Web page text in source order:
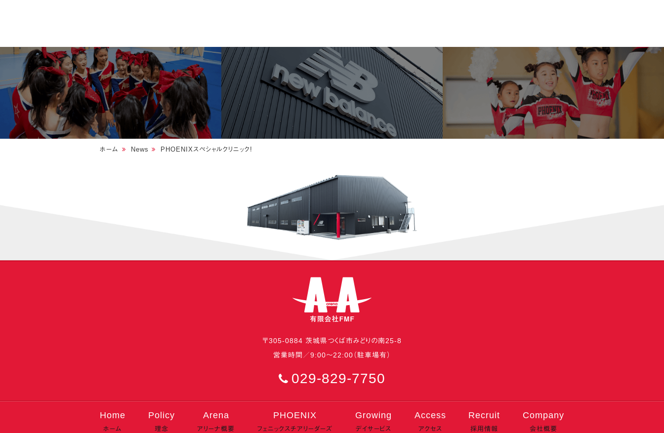
ホーム News PHOENIXスペシャルクリニック!
〒305-0884 茨城県つくば市みどりの南25-8
営業時間／9:00〜22:00（駐車場有）
029-829-7750
Home
ホーム
Policy
理念
Arena
アリーナ概要
PHOENIX
フェニックスチアリーダーズ
Growing
デイサービス
Access
アクセス
Recruit
採用情報
Company
会社概要